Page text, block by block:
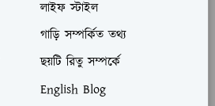
লাইফ স্টাইল
গাড়ি সম্পর্কিত তথ্য
ছয়টি রিতু সম্পর্কে
English Blog